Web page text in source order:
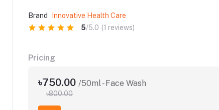
Brand
Innovative Health Care
5/5.0 (1 reviews)
Pricing
৳750.00 /50ml - Face Wash
৳800.00